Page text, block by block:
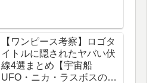
ン】
【ワンピース考察】ロゴタ
イトルに隠されたヤバい伏
線4選まとめ【宇宙船
UFO・ニカ・ラスボスのイ